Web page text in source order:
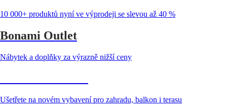
10 000+ produktů nyní ve výprodeji se slevou až 40 %
Bonami Outlet
Nábytek a doplňky za výrazně nižší ceny
Ušetřete na novém vybavení pro zahradu, balkon i terasu